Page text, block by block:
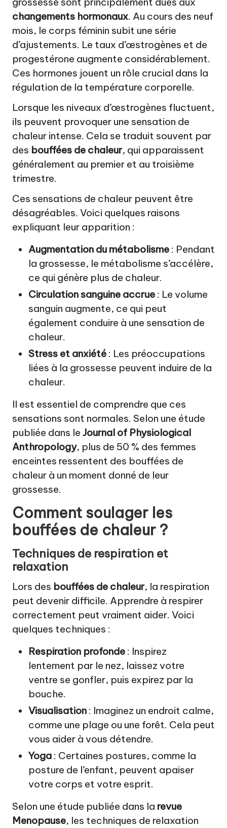
changements hormonaux. Au cours des neuf
mois, le corps féminin subit une série
d’ajustements. Le taux d’œstrogènes et de
progestérone augmente considérablement.
Ces hormones jouent un rôle crucial dans la
régulation de la température corporelle.
Lorsque les niveaux d’œstrogènes fluctuent,
ils peuvent provoquer une sensation de
chaleur intense. Cela se traduit souvent par
des bouffées de chaleur, qui apparaissent
généralement au premier et au troisième
trimestre.
Ces sensations de chaleur peuvent être
désagréables. Voici quelques raisons
expliquant leur apparition :
Augmentation du métabolisme : Pendant
la grossesse, le métabolisme s’accélère,
ce qui génère plus de chaleur.
Circulation sanguine accrue : Le volume
sanguin augmente, ce qui peut
également conduire à une sensation de
chaleur.
Stress et anxiété : Les préoccupations
liées à la grossesse peuvent induire de la
chaleur.
Il est essentiel de comprendre que ces
sensations sont normales. Selon une étude
publiée dans le Journal of Physiological
Anthropology, plus de 50 % des femmes
enceintes ressentent des bouffées de
chaleur à un moment donné de leur
grossesse.
Comment soulager les
bouffées de chaleur ?
Techniques de respiration et
relaxation
Lors des bouffées de chaleur, la respiration
peut devenir difficile. Apprendre à respirer
correctement peut vraiment aider. Voici
quelques techniques :
Respiration profonde : Inspirez
lentement par le nez, laissez votre
ventre se gonfler, puis expirez par la
bouche.
Visualisation : Imaginez un endroit calme,
comme une plage ou une forêt. Cela peut
vous aider à vous détendre.
Yoga : Certaines postures, comme la
posture de l’enfant, peuvent apaiser
votre corps et votre esprit.
Selon une étude publiée dans la revue
Menopause, les techniques de relaxation